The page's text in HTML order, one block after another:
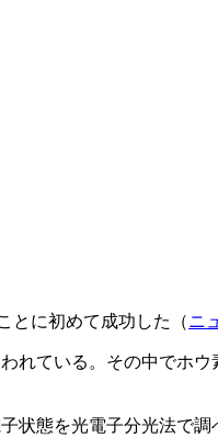
とに初めて成功した（ニ
れている。その中でホウ
状態を光電子分光法で調